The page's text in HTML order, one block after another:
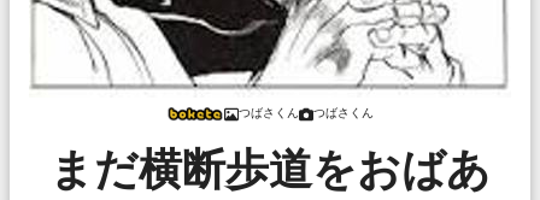
つばさくん つばさくん
まだ横断歩道をおばあ